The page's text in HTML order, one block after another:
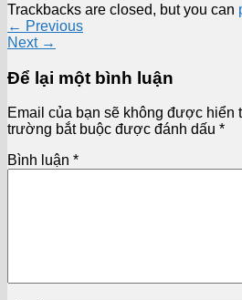
Trackbacks are closed, but you can
← Previous
Next →
Để lại một bình luận
Email của bạn sẽ không được hiển
trường bắt buộc được đánh dấu *
Bình luận *